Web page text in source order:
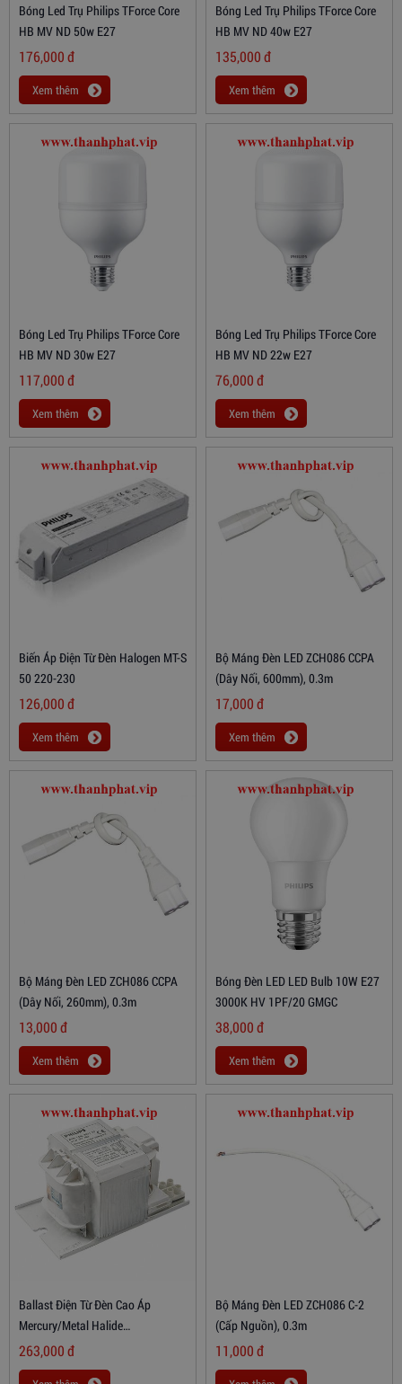
Bóng Led Trụ Philips TForce Core
HB MV ND 50w E27
176,000đ
Xem thêm
Bóng Led Trụ Philips TForce Core
HB MV ND 40w E27
135,000đ
Xem thêm
Bóng Led Trụ Philips TForce Core
HB MV ND 30w E27
117,000đ
Xem thêm
Bóng Led Trụ Philips TForce Core
HB MV ND 22w E27
76,000đ
Xem thêm
Biến Áp Điện Từ Đèn Halogen MT-S
50 220-230
126,000đ
Xem thêm
Bộ Máng Đèn LED ZCH086 CCPA
(dây Nối, 600mm), 0.3m
17,000đ
Xem thêm
Bộ Máng Đèn LED ZCH086 CCPA
(dây Nối, 260mm), 0.3m
13,000đ
Xem thêm
Bóng Đèn LED LED Bulb 10W E27
3000K HV 1PF/20 GMGC
38,000đ
Xem thêm
Ballast Điện Từ Đèn Cao Áp
Mercury/Metal Halide
BHLE250L200TS
263,000đ
Bộ Máng Đèn LED ZCH086 C-2
(cấp Nguồn), 0.3m
11,000đ